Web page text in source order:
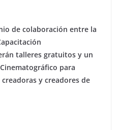
de colaboración entre la
talleres gratuitos y un
para
y creadores de